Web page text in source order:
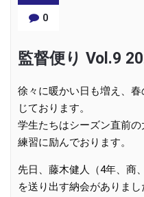
0
監督便り Vol.9
徐々に暖かい日も増え、
じております。
学生たちはシーズン直前
練習に励んでおります。
先日、藤木健人（4年、商
を送り出す納会がありま